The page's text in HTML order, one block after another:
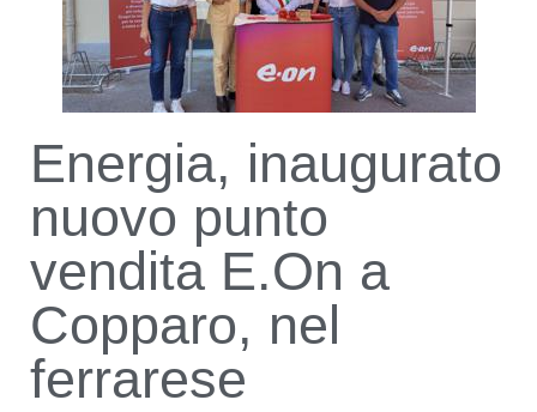
Energia, inaugurato
nuovo punto
vendita E.On a
Copparo, nel
ferrarese